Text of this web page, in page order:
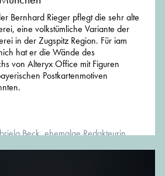
Bernhard Rieger pflegt die sehr alte
eine volkstümliche Variante der
in der Zugspitz Region. Für iam
hat er die Wände des
von Alteryx Office mit Figuren
Postkartenmotiven
Beck, ehemalge Redakteurin